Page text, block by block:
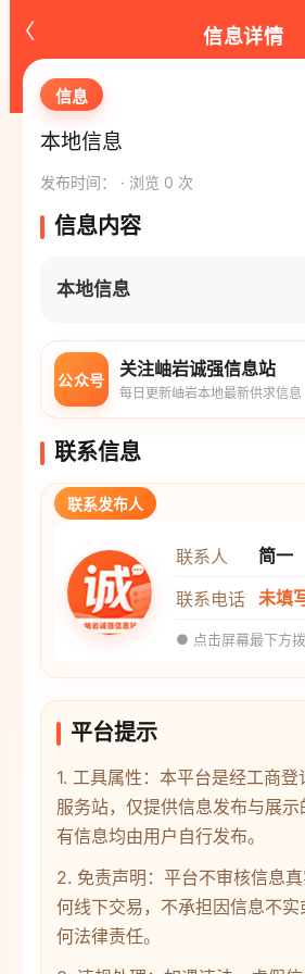
‹ 信息详情
信息
本地信息
发布时间： · 浏览 0 次
信息内容
本地信息
公众号
关注岫岩诚强信息站
每日更新岫岩本地最新供求信息
联系信息
联系发布人
联系人
简一
联系电话 未填
● 点击屏幕最下方
平台提示
1. 工具属性：本平台是经工商
服务站，仅提供信息发布与展
有信息均由用户自行发布。
2. 免责声明：平台不审核信息
何线下交易，不承担因信息不
何法律责任。